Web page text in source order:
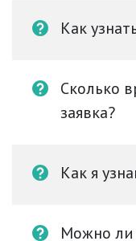
Как
Сколько
заявка?
Как я
Можно ли